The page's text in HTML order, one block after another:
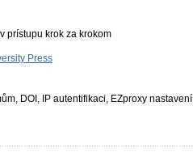
prístupu krok za krokom
Press
DOI, IP autentifikaci, EZproxy nastavení,